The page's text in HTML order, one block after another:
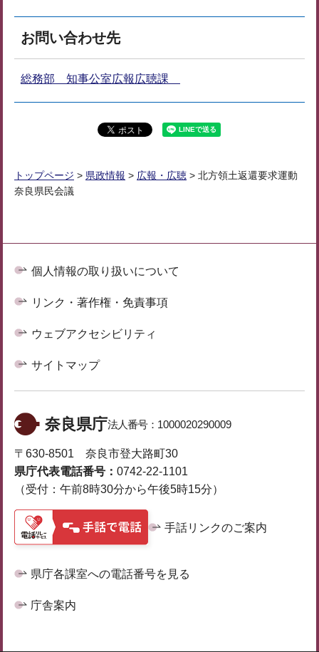
お問い合わせ先
総務部 知事公室広報広聴課
トップページ > 県政情報 > 広報・広聴 > 北方領土返還要求運動
奈良県民会議
個人情報の取り扱いについて
リンク・著作権・免責事項
ウェブアクセシビリティ
サイトマップ
奈良県庁法人番号： 1000020290009
〒630-8501 奈良市登大路町30
県庁代表電話番号： 0742-22-1101
（受付：午前8時30分から午後5時15分）
手話リンクのご案内
県庁各課室への電話番号を見る
庁舎案内